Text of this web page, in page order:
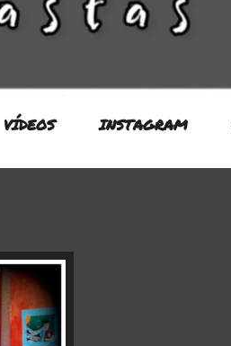
VÍDEOS INSTAGRAM